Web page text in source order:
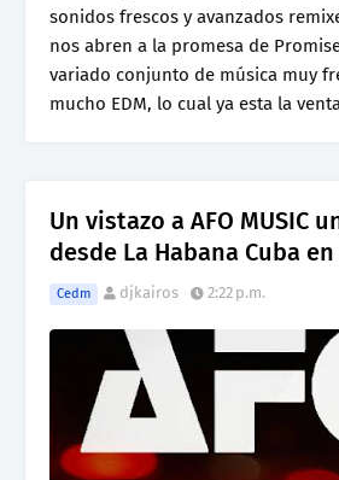
sonidos frescos y avanzados
nos abren a la promesa de
variado conjunto de música muy
mucho EDM, lo cual ya esta la
Un vistazo a AFO MUSIC
desde La Habana Cuba en
Cedm djkairos 2:22 p.m.